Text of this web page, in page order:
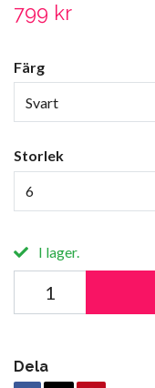
799 kr
Färg
Svart
Storlek
6
I lager.
Dela